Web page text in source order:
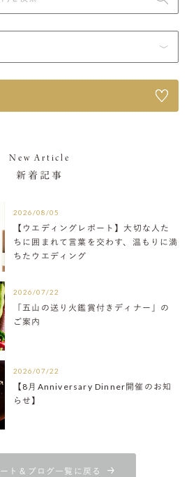
New Article
新着記事
2026/08/05
【ウエディングレポート】大切な人た
ちに囲まれて言葉を交わす、温もりに満
ちたウエディング
2026/07/22
「五山の送り火鑑賞付きディナー」の
ご案内
2026/07/22
【8月Anniversary Dinner開催のお知
らせ】
ト＆ブログ一覧に戻る